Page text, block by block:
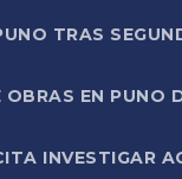
TRAS
EN PUNO
INVESTIGAR